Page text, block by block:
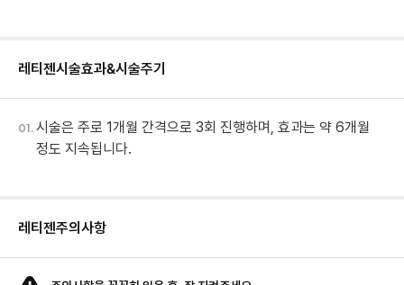
레티젠시술효과&시술주기
01. 시술은 주로 1개월 간격으로 3회 진행하며, 효과는 약 6개월
정도 지속됩니다.
레티젠주의사항